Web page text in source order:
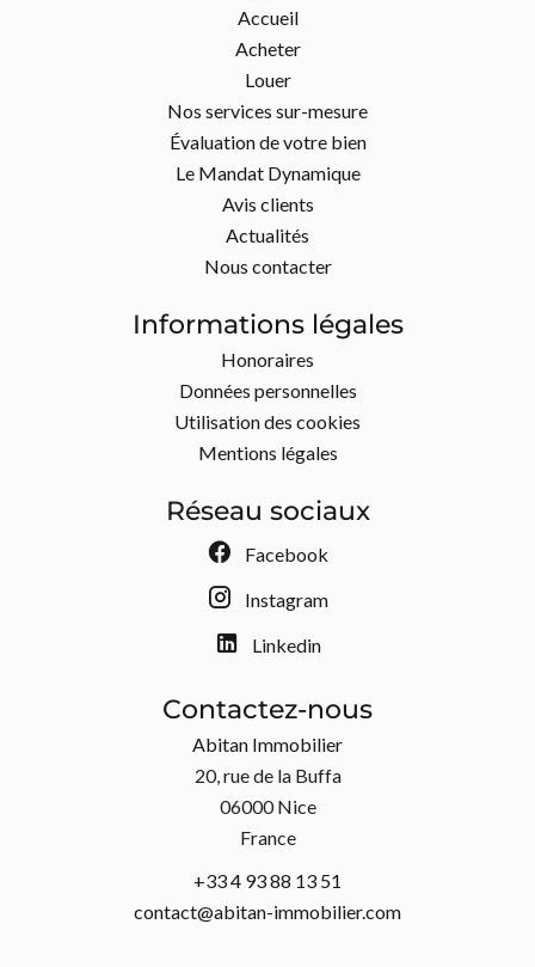
Accueil
Acheter
Louer
Nos services sur-mesure
Évaluation de votre bien
Le Mandat Dynamique
Avis clients
Actualités
Nous contacter
Informations légales
Honoraires
Données personnelles
Utilisation des cookies
Mentions légales
Réseau sociaux
Facebook
Instagram
Linkedin
Contactez-nous
Abitan Immobilier
20, rue de la Buffa
06000Nice
France
+33 4 93 88 13 51
contact@abitan-immobilier.com